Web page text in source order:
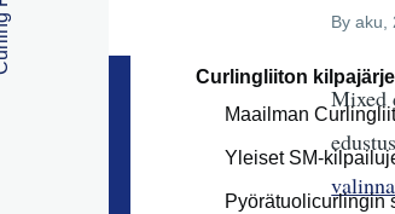
Curlingliiton
Maailman
Yleiset SM-
Pyörätuolicurlingin
Byaku
Mixed